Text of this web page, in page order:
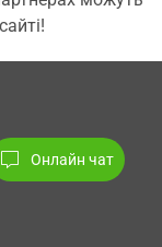
Онлайн чат